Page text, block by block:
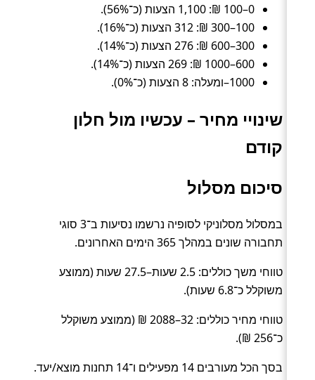
0–100 ₪: 1,100 הצעות (כ־56%).
100–300 ₪: 312 הצעות (כ־16%).
300–600 ₪: 276 הצעות (כ־14%).
600–1000 ₪: 269 הצעות (כ־14%).
1000–ומעלה: 8 הצעות (כ־0%).
שינויי מחיר – עכשיו מול חלון
קודם
סיכום מסלול
במסלול מסלוניקי לסופיה נרשמו נסיעות ב־3 סוגי
תחבורה שונים במהלך 365 הימים האחרונים.
טווחי משך כוללים: 2.5 שעות–27.5 שעות (ממוצע
משוקלל כ־6.8 שעות).
טווחי מחיר כוללים: 32–2088 ₪ (ממוצע משוקלל
כ־256 ₪).
בסך הכל מעורבים 14 מפעילים ו־14 תחנות מוצא/יעד.